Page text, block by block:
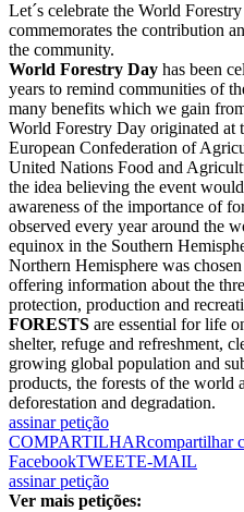
Let´s celebrate the World
commemorates the contribution
the community.
World Forestry Day has been
years to remind communities of
many benefits which we gain
World Forestry Day originated at
European Confederation of
United Nations Food and
the idea believing the event
awareness of the importance of
observed every year around the
equinox in the Southern
Northern Hemisphere was
offering information about the
protection, production and
FORESTS are essential for life
shelter, refuge and refreshment,
growing global population and
products, the forests of the world
deforestation and degradation.
assinar petição
COMPARTILHARcompartilhar
FacebookTWEETE-MAIL
assinar petição
Ver mais petições: